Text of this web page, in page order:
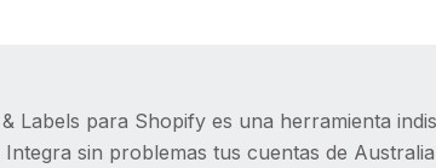
Labels para Shopify es una herramienta
sin problemas tus cuentas de